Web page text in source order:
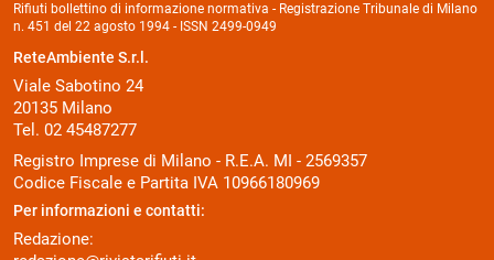
Rifiuti bollettino di informazione normativa - Registrazione Tribunale di Milano
n. 451 del 22 agosto 1994 - ISSN 2499-0949
ReteAmbiente S.r.l.
Viale Sabotino 24
20135 Milano
Tel. 02 45487277
Registro Imprese di Milano - R.E.A. MI - 2569357
Codice Fiscale e Partita IVA 10966180969
Per informazioni e contatti:
Redazione: